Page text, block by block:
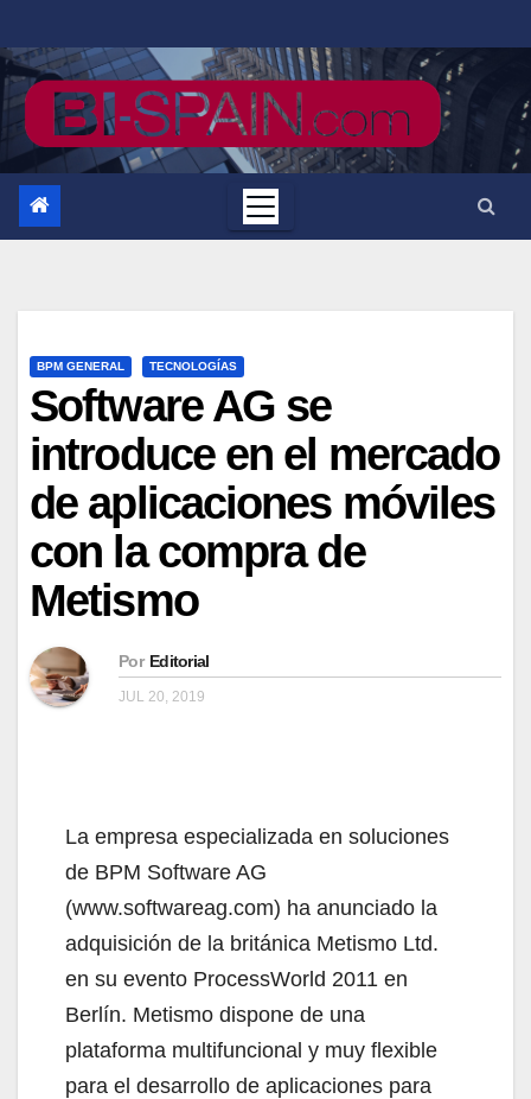
al
contenido
BPM GENERAL TECNOLOGÍAS
Software AG se
introduce en el mercado
de aplicaciones móviles
con la compra de
Metismo
Por Editorial
JUL 20, 2019
La empresa especializada en soluciones
de BPM Software AG
(www.softwareag.com) ha anunciado la
adquisición de la británica Metismo Ltd.
en su evento ProcessWorld 2011 en
Berlín. Metismo dispone de una
plataforma multifuncional y muy flexible
para el desarrollo de aplicaciones para